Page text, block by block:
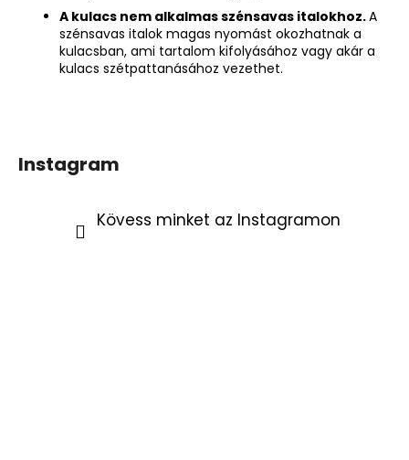
A kulacs nem alkalmas szénsavas italokhoz.A
szénsavas italok magas nyomást okozhatnak a
kulacsban, ami tartalom kifolyásához vagy akár a
kulacs szétpattanásához vezethet.
Instagram
Kövess minket az Instagramon